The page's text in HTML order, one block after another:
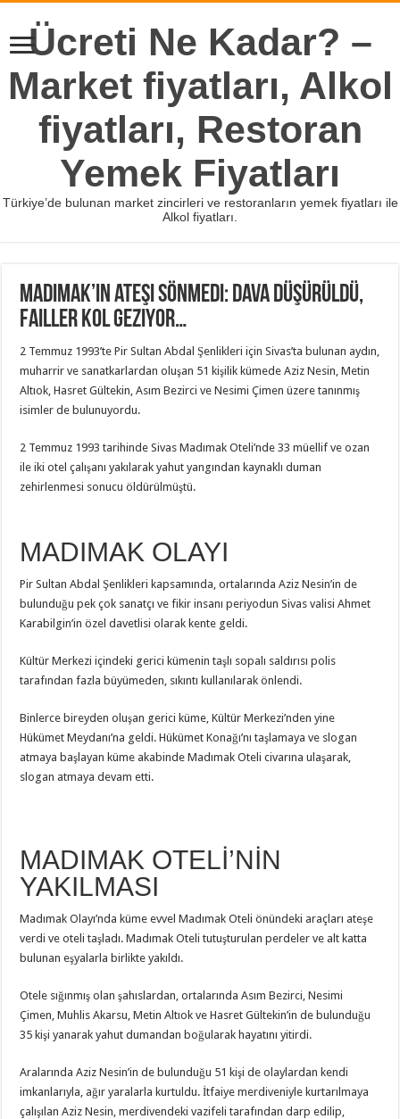
Ücreti Ne Kadar? –
Market fiyatları, Alkol
fiyatları, Restoran
Yemek Fiyatları
Türkiye’de bulunan market zincirleri ve restoranların yemek fiyatları ile
Alkol fiyatları.
Madımak’ın ateşi sönmedi: Dava düşürüldü,
failler kol geziyor…
2 Temmuz 1993’te Pir Sultan Abdal Şenlikleri için Sivas’ta bulunan aydın,
muharrir ve sanatkarlardan oluşan 51 kişilik kümede Aziz Nesin, Metin
Altıok, Hasret Gültekin, Asım Bezirci ve Nesimi Çimen üzere tanınmış
isimler de bulunuyordu.
2 Temmuz 1993 tarihinde Sivas Madımak Oteli’nde 33 müellif ve ozan
ile iki otel çalışanı yakılarak yahut yangından kaynaklı duman
zehirlenmesi sonucu öldürülmüştü.
MADIMAK OLAYI
Pir Sultan Abdal Şenlikleri kapsamında, ortalarında Aziz Nesin’in de
bulunduğu pek çok sanatçı ve fikir insanı periyodun Sivas valisi Ahmet
Karabilgin’in özel davetlisi olarak kente geldi.
Kültür Merkezi içindeki gerici kümenin taşlı sopalı saldırısı polis
tarafından fazla büyümeden, sıkıntı kullanılarak önlendi.
Binlerce bireyden oluşan gerici küme, Kültür Merkezi’nden yine
Hükümet Meydanı’na geldi. Hükümet Konağı’nı taşlamaya ve slogan
atmaya başlayan küme akabinde Madımak Oteli civarına ulaşarak,
slogan atmaya devam etti.
MADIMAK OTELİ’NİN
YAKILMASI
Madımak Olayı’nda küme evvel Madımak Oteli önündeki araçları ateşe
verdi ve oteli taşladı. Madımak Oteli tutuşturulan perdeler ve alt katta
bulunan eşyalarla birlikte yakıldı.
Otele sığınmış olan şahıslardan, ortalarında Asım Bezirci, Nesimi
Çimen, Muhlis Akarsu, Metin Altıok ve Hasret Gültekin’in de bulunduğu
35 kişi yanarak yahut dumandan boğularak hayatını yitirdi.
Aralarında Aziz Nesin’in de bulunduğu 51 kişi de olaylardan kendi
imkanlarıyla, ağır yaralarla kurtuldu. İtfaiye merdiveniyle kurtarılmaya
çalışılan Aziz Nesin, merdivendeki vazifeli tarafından darp edilip,